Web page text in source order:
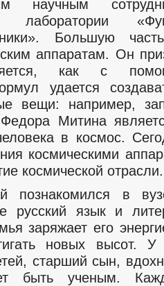
научным
лаборатории
Большую
аппаратам. Он
как с
удается
вещи: например,
Митина
в космос.
космическими
космической отрасли.
познакомился в
русский язык и
заряжает его
новых высот.
старший сын,
быть ученым.